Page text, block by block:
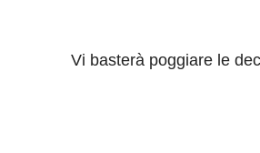
Vi basterà poggiare le